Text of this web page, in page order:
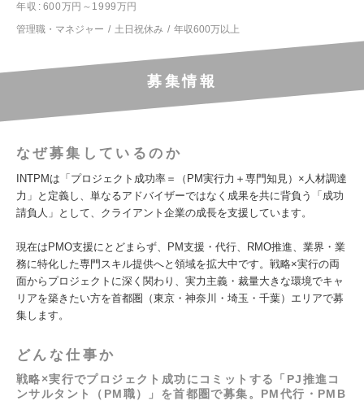
年収
600万円～1999万円
管理職・マネジャー
土日祝休み 年収600万以上
募集情報
なぜ募集しているのか
INTPMは「プロジェクト成功率＝（PM実行力＋専門知見）×人材調達
力」と定義し、単なるアドバイザーではなく成果を共に背負う「成功
請負人」として、クライアント企業の成長を支援しています。
現在はPMO支援にとどまらず、PM支援・代行、RMO推進、業界・業
務に特化した専門スキル提供へと領域を拡大中です。戦略×実行の両
面からプロジェクトに深く関わり、実力主義・裁量大きな環境でキャ
リアを築きたい方を首都圏（東京・神奈川・埼玉・千葉）エリアで募
集します。
どんな仕事か
戦略×実行でプロジェクト成功にコミットする「PJ推進コ
ンサルタント（PM職）」を首都圏で募集。PM代行・PMB